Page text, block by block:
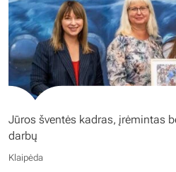
Jūros šventės kadras, įrėmintas
darbų
Klaipėda